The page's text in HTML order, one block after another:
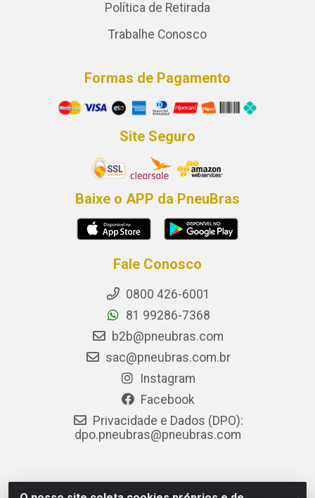
Política de Retirada
Trabalhe Conosco
Formas de Pagamento
Site Seguro
Baixe o APP da PneuBras
Fale Conosco
0800 426-6001
81 99286-7368
b2b@pneubras.com
sac@pneubras.com.br
Instagram
Facebook
Privacidade e Dados (DPO):
dpo.pneubras@pneubras.com
PneuBras - Rodovia BR-101, KM 82 - Prazeres,